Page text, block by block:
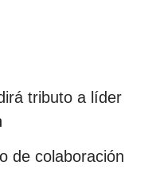
tributo a líder
de colaboración